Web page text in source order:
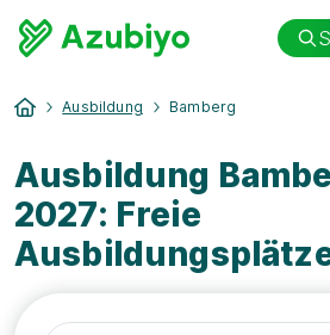
Ausbildung Bamberg
Ausbildung
2027: Freie